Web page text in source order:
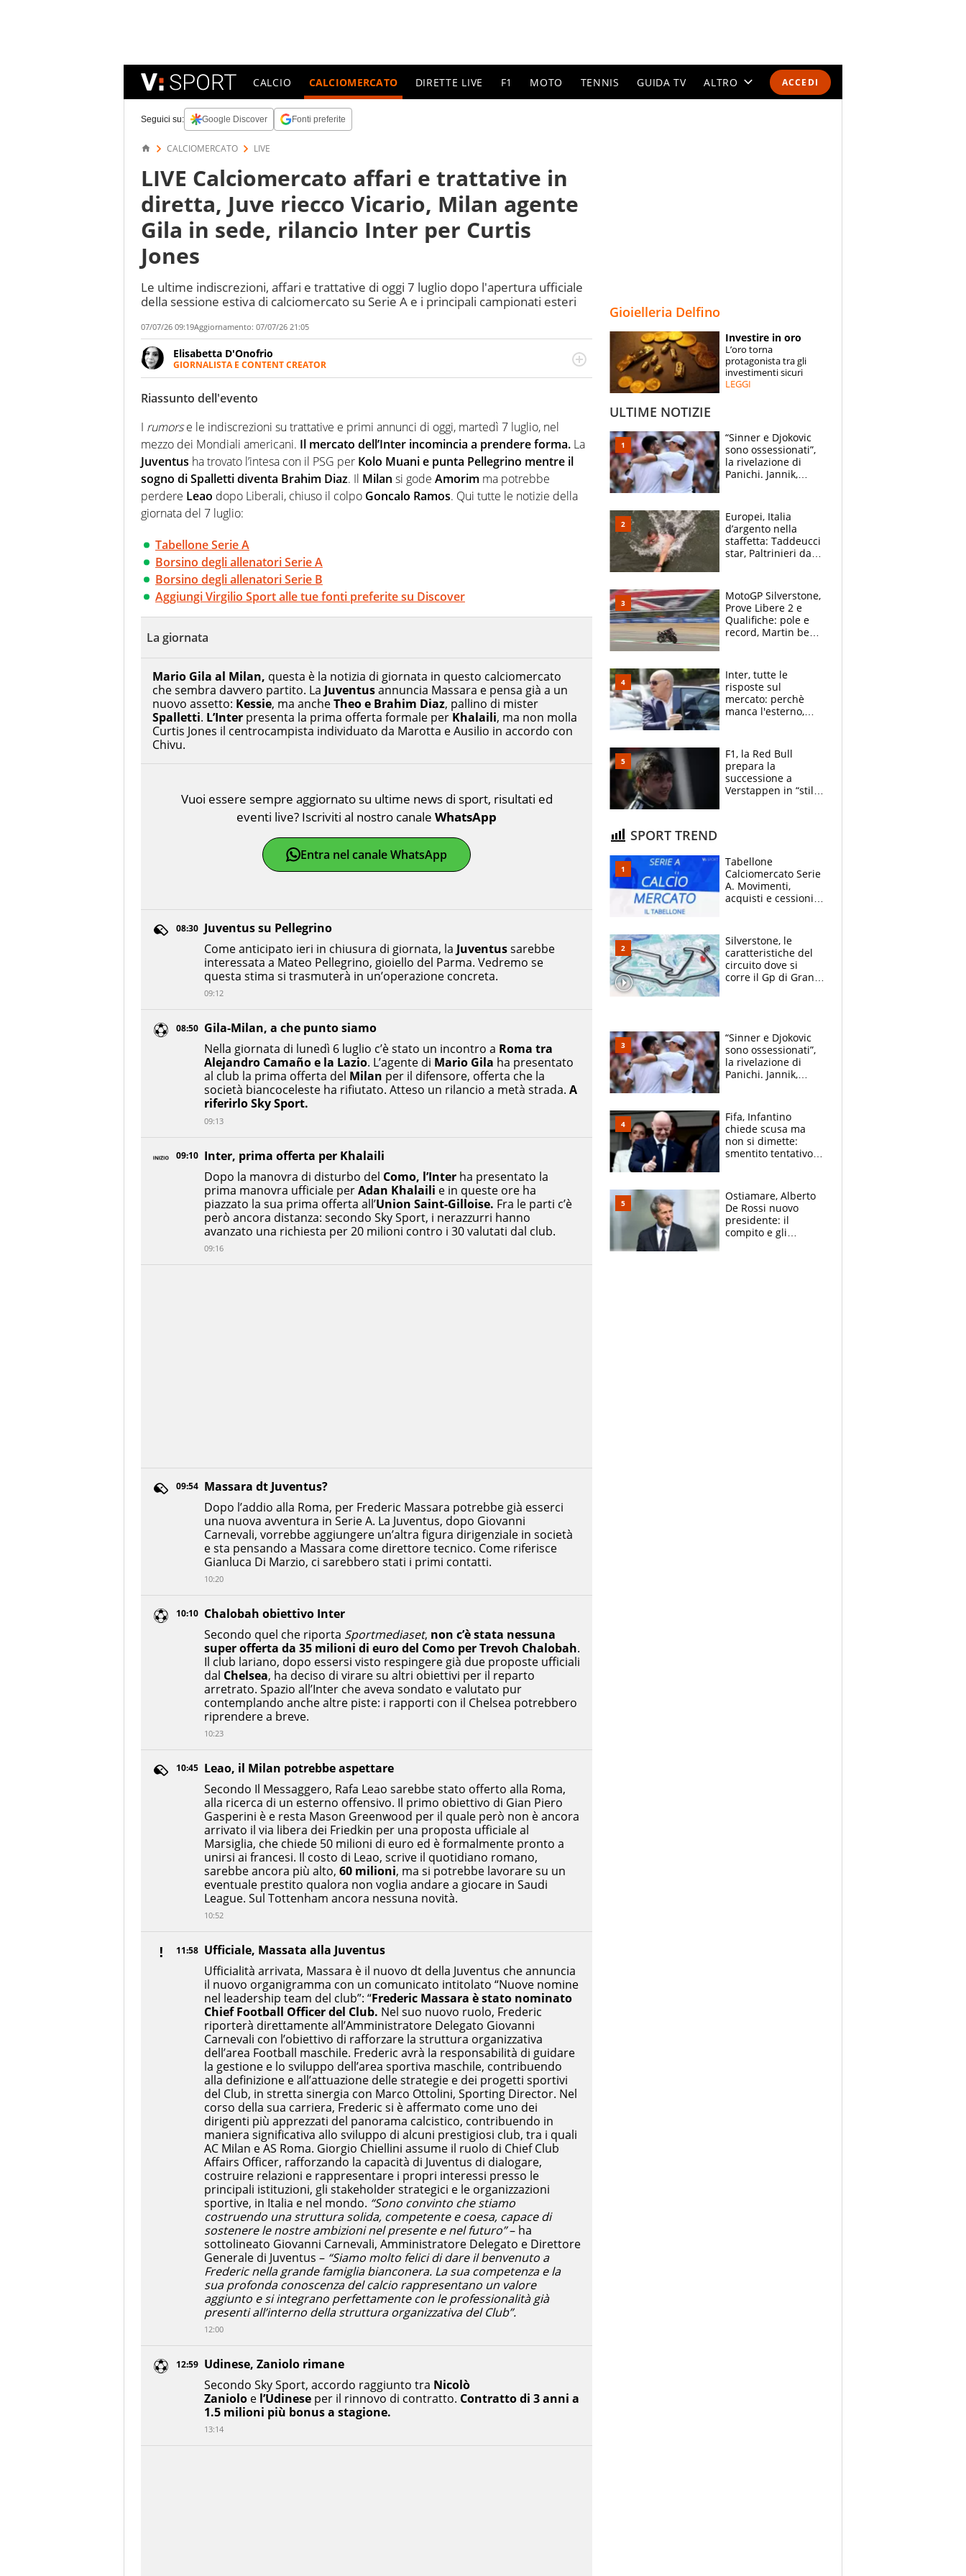
ACCEDI
CALCIO CALCIOMERCATO DIRETTE LIVE F1 MOTO TENNIS GUIDA TV ALTRO
SPECIALI
ESPERTI
Seguici su: Google Discover Fonti preferite
CALCIOMERCATO LIVE
LIVE Calciomercato affari e trattative in
diretta, Juve riecco Vicario, Milan agente
Gila in sede, rilancio Inter per Curtis
Jones
Le ultime indiscrezioni, affari e trattative di oggi 7 luglio dopo l'apertura ufficiale
della sessione estiva di calciomercato su Serie A e i principali campionati esteri
07/07/26 09:19Aggiornamento: 07/07/26 21:05
Elisabetta D'Onofrio
GIORNALISTA E CONTENT CREATOR
Giornalista professionista dal 2007, scrive per curiosità personale e necessità:
soprattutto di calcio, di sport e dei suoi protagonisti, concedendosi innocenti evasioni
nell'ambito della creazione di format. Un tempo ala destra, oggi si sente a suo agio nel
Riassunto dell'evento
I rumorse le indiscrezioni su trattative e primi annunci di oggi, martedì 7 luglio, nel
mezzo dei Mondiali americani. Il mercato dell’Inter incomincia a prendere forma. La
Juventus ha trovato l’intesa con il PSG per Kolo Muani e punta Pellegrino mentre il
sogno di Spalletti diventa Brahim Diaz. Il Milan si gode Amorim ma potrebbe
perdere Leao dopo Liberali, chiuso il colpo Goncalo Ramos. Qui tutte le notizie della
giornata del 7 luglio:
Tabellone Serie A
Borsino degli allenatori Serie A
Borsino degli allenatori Serie B
Aggiungi Virgilio Sport alle tue fonti preferite su Discover
La giornata
Mario Gila al Milan, questa è la notizia di giornata in questo calciomercato
che sembra davvero partito. La Juventusannuncia Massara e pensa già a un
nuovo assetto: Kessie, ma ancheTheo e Brahim Diaz, pallino di mister
Spalletti. L’Inter presenta la prima offerta formale per Khalaili, ma non molla
Curtis Jones il centrocampista individuato da Marotta e Ausilio in accordo con
Chivu.
12:59 Udinese, Zaniolo rimane
Secondo Sky Sport, accordo raggiunto tra Nicolò
Zanioloe l’Udinese per il rinnovo di contratto. Contratto di 3 anni a
1.5 milioni più bonus a stagione.
13:14
11:58 Ufficiale, Massata alla Juventus
Ufficialità arrivata, Massara è il nuovo dt della Juventus che annuncia
il nuovo organigramma con un comunicato intitolato “Nuove nomine
nel leadership team del club”: “Frederic Massara è stato nominato
Chief Football Officer del Club. Nel suo nuovo ruolo, Frederic
riporterà direttamente all’Amministratore Delegato Giovanni
Carnevali con l’obiettivo di rafforzare la struttura organizzativa
dell’area Football maschile. Frederic avrà la responsabilità di guidare
la gestione e lo sviluppo dell’area sportiva maschile, contribuendo
alla definizione e all’attuazione delle strategie e dei progetti sportivi
del Club, in stretta sinergia con Marco Ottolini, Sporting Director. Nel
corso della sua carriera, Frederic si è affermato come uno dei
dirigenti più apprezzati del panorama calcistico, contribuendo in
maniera significativa allo sviluppo di alcuni prestigiosi club, tra i quali
AC Milan e AS Roma. Giorgio Chiellini assume il ruolo di Chief Club
Affairs Officer, rafforzando la capacità di Juventus di dialogare,
costruire relazioni e rappresentare i propri interessi presso le
principali istituzioni, gli stakeholder strategici e le organizzazioni
sportive, in Italia e nel mondo. “Sono convinto che stiamo
costruendo una struttura solida, competente e coesa, capace di
sostenere le nostre ambizioni nel presente e nel futuro”– ha
sottolineato Giovanni Carnevali, Amministratore Delegato e Direttore
Generale di Juventus – “Siamo molto felici di dare il benvenuto a
Frederic nella grande famiglia bianconera. La sua competenza e la
sua profonda conoscenza del calcio rappresentano un valore
aggiunto e si integrano perfettamente con le professionalità già
presenti all’interno della struttura organizzativa del Club”.
12:00
10:45 Leao, il Milan potrebbe aspettare
Secondo Il Messaggero, Rafa Leao sarebbe stato offerto alla Roma,
alla ricerca di un esterno offensivo. Il primo obiettivo di Gian Piero
Gasperini è e resta Mason Greenwood per il quale però non è ancora
arrivato il via libera dei Friedkin per una proposta ufficiale al
Marsiglia, che chiede 50 milioni di euro ed è formalmente pronto a
unirsi ai francesi. Il costo di Leao, scrive il quotidiano romano,
sarebbe ancora più alto, 60 milioni, ma si potrebbe lavorare su un
eventuale prestito qualora non voglia andare a giocare in Saudi
League. Sul Tottenham ancora nessuna novità.
10:52
10:10 Chalobah obiettivo Inter
Secondo quel che riporta Sportmediaset, non c’è stata nessuna
super offerta da 35 milioni di euro del Como per Trevoh Chalobah.
Il club lariano, dopo essersi visto respingere già due proposte ufficiali
dal Chelsea, ha deciso di virare su altri obiettivi per il reparto
arretrato. Spazio all’Inter che aveva sondato e valutato pur
contemplando anche altre piste: i rapporti con il Chelsea potrebbero
riprendere a breve.
10:23
09:54 Massara dt Juventus?
Dopo l’addio alla Roma, per Frederic Massara potrebbe già esserci
una nuova avventura in Serie A. La Juventus, dopo Giovanni
Carnevali, vorrebbe aggiungere un’altra figura dirigenziale in società
e sta pensando a Massara come direttore tecnico. Come riferisce
Gianluca Di Marzio, ci sarebbero stati i primi contatti.
10:20
09:10 Inter, prima offerta per Khalaili
Dopo la manovra di disturbo del Como, l’Interha presentato la
prima manovra ufficiale perAdan Khalaili e in queste ore ha
piazzato la sua prima offerta all’Union Saint-Gilloise. Fra le parti c’è
però ancora distanza: secondo Sky Sport, i nerazzurri hanno
avanzato una richiesta per 20 milioni contro i 30 valutati dal club.
09:16
08:50 Gila-Milan, a che punto siamo
Nella giornata di lunedì 6 luglio c’è stato un incontro a Roma tra
Alejandro Camaño e la Lazio. L’agente di Mario Gila ha presentato
al club la prima offerta del Milan per il difensore, offerta che la
società biancoceleste ha rifiutato. Atteso un rilancio a metà strada. A
riferirlo Sky Sport.
09:13
08:30 Juventus su Pellegrino
Come anticipato ieri in chiusura di giornata, la Juventussarebbe
interessata a Mateo Pellegrino, gioiello del Parma. Vedremo se
questa stima si trasmuterà in un’operazione concreta.
09:12
Vuoi essere sempre aggiornato su ultime news di sport, risultati ed
eventi live? Iscriviti al nostro canale WhatsApp
Entra nel canale WhatsApp
Gioielleria Delfino
Investire in oro
L’oro torna
protagonista tra gli
investimenti sicuri
LEGGI
ULTIME NOTIZIE
“Sinner e Djokovic
sono ossessionati”,
la rivelazione di
Panichi. Jannik,
agli US Open
Europei, Italia
d’argento nella
staffetta: Taddeucci
star, Paltrinieri da
Padre Pio
MotoGP Silverstone,
Prove Libere 2 e
Qualifiche: pole e
record, Martin beffa
Inter, tutte le
risposte sul
mercato: perchè
manca l'esterno,
vero obiettivo di
Marotta
F1, la Red Bull
prepara la
successione a
Verstappen in “stile
SPORT TREND
Tabellone
Calciomercato Serie
A. Movimenti,
acquisti e cessioni:
Silverstone, le
caratteristiche del
circuito dove si
corre il Gp di Gran
“Sinner e Djokovic
sono ossessionati”,
la rivelazione di
Panichi. Jannik,
agli US Open
Fifa, Infantino
chiede scusa ma
non si dimette:
smentito tentativo di
Ostiamare, Alberto
De Rossi nuovo
presidente: il
compito e gli